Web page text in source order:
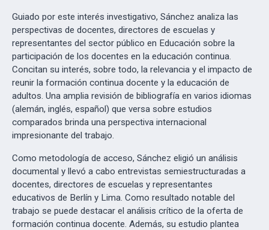
Guiado por este interés investigativo, Sánchez analiza las
perspectivas de docentes, directores de escuelas y
representantes del sector público en Educación sobre la
participación de los docentes en la educación continua.
Concitan su interés, sobre todo, la relevancia y el impacto de
reunir la formación continua docente y la educación de
adultos. Una amplia revisión de bibliografía en varios idiomas
(alemán, inglés, español) que versa sobre estudios
comparados brinda una perspectiva internacional
impresionante del trabajo.
Como metodología de acceso, Sánchez eligió un análisis
documental y llevó a cabo entrevistas semiestructuradas a
docentes, directores de escuelas y representantes
educativos de Berlín y Lima. Como resultado notable del
trabajo se puede destacar el análisis crítico de la oferta de
formación continua docente. Además, su estudio plantea